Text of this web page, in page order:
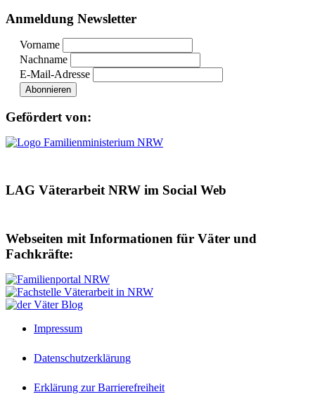
Anmeldung Newsletter
Vorname
Nachname
E-Mail-Adresse
Gefördert von:
LAG Väterarbeit NRW im Social Web
Webseiten mit Informationen für Väter und
Fachkräfte:
Impressum
Datenschutzerklärung
Erklärung zur Barrierefreiheit